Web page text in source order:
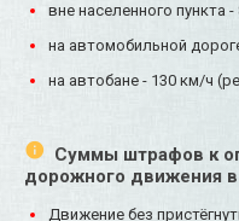
вне населенного пункта
на автомобильной
на автобане - 130 км/ч
Суммы штрафов к
дорожного движения
Движение без